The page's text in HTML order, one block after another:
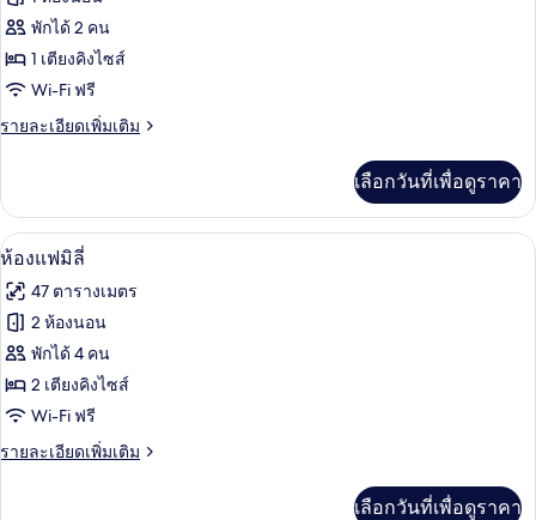
ห้อง
ดี
ลัก
ซ์
เตียง
คิง
ไซส์
1
เตียง,
วิว
เมือง,
พักได้ 2 คน
1 เตียงคิงไซส์
Wi-Fi ฟรี
รายละเอียดเพิ่มเติม
ราย
เกี่ยว
กับ
ห้อง
ลัก
ซ์
ดับเบิล,
เตียง
คิง
ไซส์
เตียง,
เลือกวันที่เพื่อดูราคา
เปิด
ภาพถ่าย
ทั้งหมด
ของ
ห้อง
แฟ
มิ
ผ้าปูที่นอนฝ้ายอียิปต์, เครื่องนอนระดับ
5
ห้องแฟมิลี่
47 ตารางเมตร
2 ห้องนอน
พักได้ 4 คน
2 เตียงคิงไซส์
Wi-Fi ฟรี
รายละเอียดเพิ่มเติม
ราย
เลือกวันที่เพื่อดูราคา